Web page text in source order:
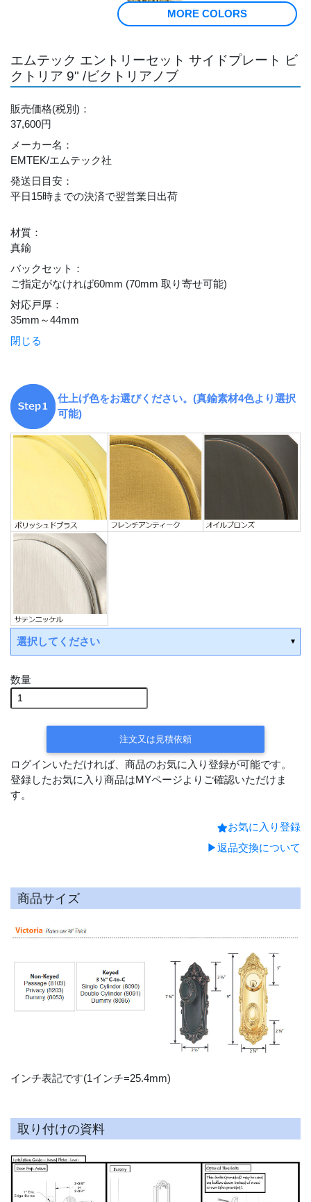
MORE COLORS
エムテック エントリーセット サイドプレート ビ
クトリア 9" /ビクトリアノブ
販売価格(税別) ：
37,600円
メーカー名 ：
EMTEK/エムテック社
発送日目安 ：
平日15時までの決済で翌営業日出荷
材質 ：
真鍮
バックセット ：
ご指定がなければ60mm (70mm 取り寄せ可能)
対応戸厚 ：
35mm～44mm
閉じる
仕上げ色をお選びください。(真鍮素材4色より選択
可能)
選択してください
平日15時までの決済で翌営業
平日15時までの決済で翌営業日出荷
数量
注文又は見積依頼
ログインいただければ、商品のお気に入り登録が可能です。
登録したお気に入り商品はMYページよりご確認いただけま
す。
お気に入り登録
▶返品交換について
商品サイズ
インチ表記です(1インチ=25.4mm)
取り付けの資料